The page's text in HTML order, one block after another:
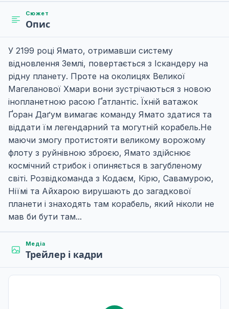
Сюжет
Опис
У 2199 році Ямато, отримавши систему
відновлення Землі, повертається з Іскандеру на
рідну планету. Проте на околицях Великої
Магеланової Хмари вони зустрічаються з новою
інопланетною расою Ґатлантіс. Їхній ватажок
Ґоран Даґум вимагає команду Ямато здатися та
віддати їм легендарний та могутній корабель.Не
маючи змогу протистояти великому ворожому
флоту з руйнівною зброєю, Ямато здійснює
космічний стрибок і опиняється в загубленому
світі. Розвідкоманда з Кодаєм, Кірю, Савамурою,
Ніїмі та Айхарою вирушають до загадкової
планети і знаходять там корабель, який ніколи не
мав би бути там...
Медіа
Трейлер і кадри